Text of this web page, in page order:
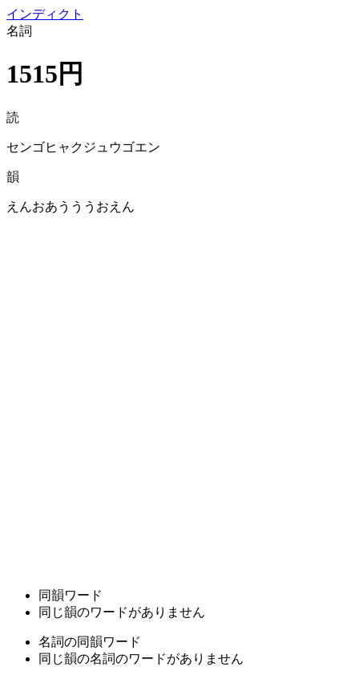
インディクト
名詞
1515円
読
センゴヒャクジュウゴエン
韻
えんおあうううおえん
同韻ワード
同じ韻のワードがありません
名詞の同韻ワード
同じ韻の名詞のワードがありません